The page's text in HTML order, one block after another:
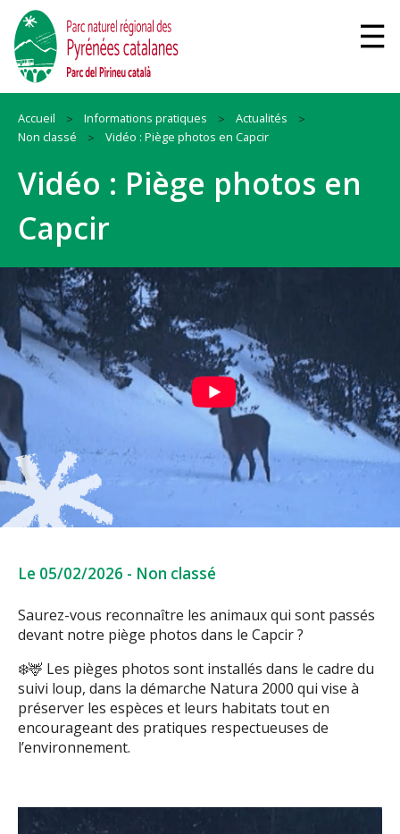
Accueil Informations pratiques
Actualités
Non classé
Vidéo : Piège photos en Capcir
Vidéo : Piège photos en
Capcir
Le 05/02/2026 - Non classé
Saurez-vous reconnaître les animaux qui sont passés
devant notre piège photos dans le Capcir ?
❄️🦌 Les pièges photos sont installés dans le cadre du
suivi loup, dans la démarche Natura 2000 qui vise à
préserver les espèces et leurs habitats tout en
encourageant des pratiques respectueuses de
l’environnement.